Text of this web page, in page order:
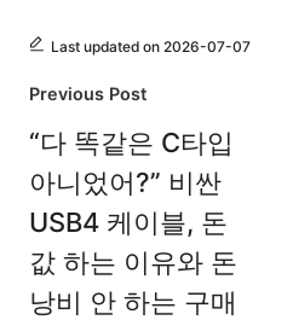
Last updated on 2026-07-07
Post
navigation
Previous Post
“다 똑같은 C타입
아니었어?” 비싼
USB4 케이블, 돈
값 하는 이유와 돈
낭비 안 하는 구매